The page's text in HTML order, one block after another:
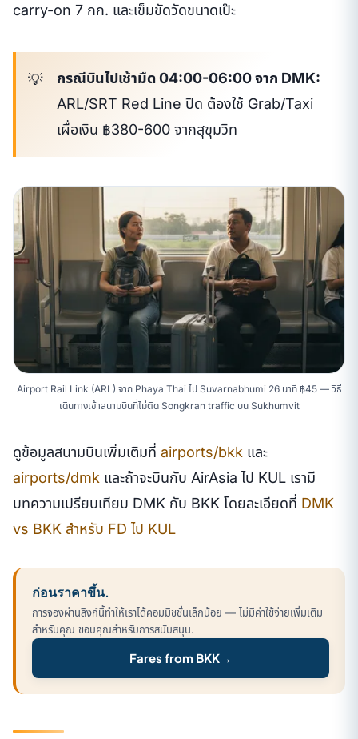
carry-on 7 กก. และเข็มขัดวัดขนาดเป๊ะ
กรณีบินไปเช้ามืด 04:00-06:00 จาก DMK:
ARL/SRT Red Line ปิด ต้องใช้ Grab/Taxi
เผื่อเงิน ฿380-600 จากสุขุมวิท
Airport Rail Link (ARL) จาก Phaya Thai ไป Suvarnabhumi 26 นาที ฿45 — วิธี
เดินทางเข้าสนามบินที่ไม่ติด Songkran traffic บน Sukhumvit
ดูข้อมูลสนามบินเพิ่มเติมที่ airports/bkk และ
airports/dmk และถ้าจะบินกับ AirAsia ไป KUL เรามี
บทความเปรียบเทียบ DMK กับ BKK โดยละเอียดที่ DMK
vs BKK สำหรับ FD ไป KUL
ก่อนราคาขึ้น.
การจองผ่านลิงก์นี้ทำให้เราได้คอมมิชชั่นเล็กน้อย — ไม่มีค่าใช้จ่ายเพิ่มเติม
สำหรับคุณ ขอบคุณสำหรับการสนับสนุน.
Fares from BKK→